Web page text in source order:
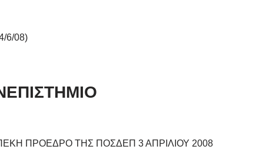
6/08)
ΠΡΟΕΔΡΟ ΤΗΣ ΠΟΣΔΕΠ 3 ΑΠΡΙΛΙΟΥ 2008